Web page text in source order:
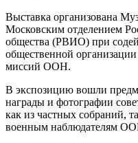
Выставка организована
Московским отделением
общества (РВИО) при
общественной
миссий ООН.
В экспозицию вошли
награды и фотографии
как из частных собраний,
военным наблюдателям